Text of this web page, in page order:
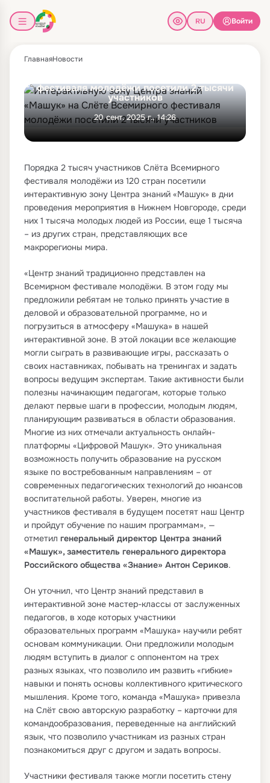
Войти
ГлавнаяНовости
фестиваля молодёжи посетили 2 тысячи
участников
20 сент. 2025 г., 14:26
Порядка 2 тысяч участников Слёта Всемирного
фестиваля молодёжи из 120 стран посетили
интерактивную зону Центра знаний «Машук» в дни
проведения мероприятия в Нижнем Новгороде, среди
них 1 тысяча молодых людей из России, еще 1 тысяча
– из других стран, представляющих все
макрорегионы мира.
«Центр знаний традиционно представлен на
Всемирном фестивале молодёжи. В этом году мы
предложили ребятам не только принять участие в
деловой и образовательной программе, но и
погрузиться в атмосферу «Машука» в нашей
интерактивной зоне. В этой локации все желающие
могли сыграть в развивающие игры, рассказать о
своих наставниках, побывать на тренингах и задать
вопросы ведущим экспертам. Такие активности были
полезны начинающим педагогам, которые только
делают первые шаги в профессии, молодым людям,
планирующим развиваться в области образования.
Многие из них отмечали актуальность онлайн-
платформы «Цифровой Машук». Это уникальная
возможность получить образование на русском
языке по востребованным направлениям – от
современных педагогических технологий до нюансов
воспитательной работы. Уверен, многие из
участников фестиваля в будущем посетят наш Центр
и пройдут обучение по нашим программам», —
отметил генеральный директор Центра знаний
«Машук», заместитель генерального директора
Российского общества «Знание» Антон Сериков.
Он уточнил, что Центр знаний представил в
интерактивной зоне мастер-классы от заслуженных
педагогов, в ходе которых участники
образовательных программ «Машука» научили ребят
основам коммуникации. Они предложили молодым
людям вступить в диалог с оппонентом на трех
разных языках, что позволило им развить «гибкие»
навыки и понять основы коллективного критического
мышления. Кроме того, команда «Машука» привезла
на Слёт свою авторскую разработку – карточки для
командообразования, переведенные на английский
язык, что позволило участникам из разных стран
познакомиться друг с другом и задать вопросы.
Участники фестиваля также могли посетить стену